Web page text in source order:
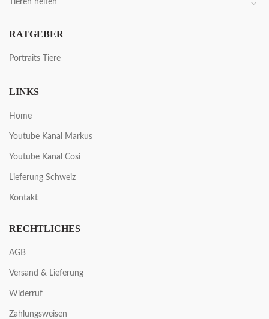
Tieren helfen
RATGEBER
Portraits Tiere
LINKS
Home
Youtube Kanal Markus
Youtube Kanal Cosi
Lieferung Schweiz
Kontakt
RECHTLICHES
AGB
Versand & Lieferung
Widerruf
Zahlungsweisen